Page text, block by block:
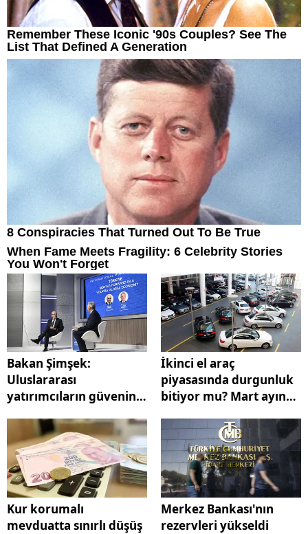
Bakan Şimşek:
Uluslararası
yatırımcıların güvenini
İkinci el araç
piyasasında durgunluk
bitiyor mu? Mart ayında
Kur korumalı
mevduatta sınırlı düşüş
Merkez Bankası'nın
rezervleri yükseldi